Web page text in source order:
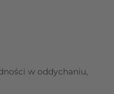
w oddychaniu,